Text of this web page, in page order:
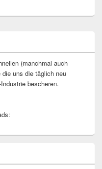
(manchmal auch
uns die täglich neu
bescheren.